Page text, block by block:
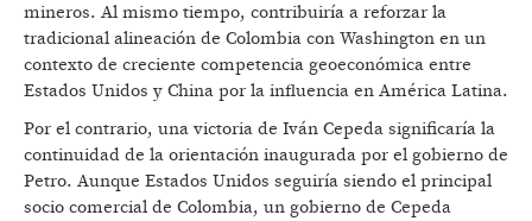
mineros. Al mismo tiempo, contribuiría a reforzar la
tradicional alineación de Colombia con Washington en un
contexto de creciente competencia geoeconómica entre
Estados Unidos y China por la influencia en América Latina.
Por el contrario, una victoria de Iván Cepeda significaría la
continuidad de la orientación inaugurada por el gobierno de
Petro. Aunque Estados Unidos seguiría siendo el principal
socio comercial de Colombia, un gobierno de Cepeda